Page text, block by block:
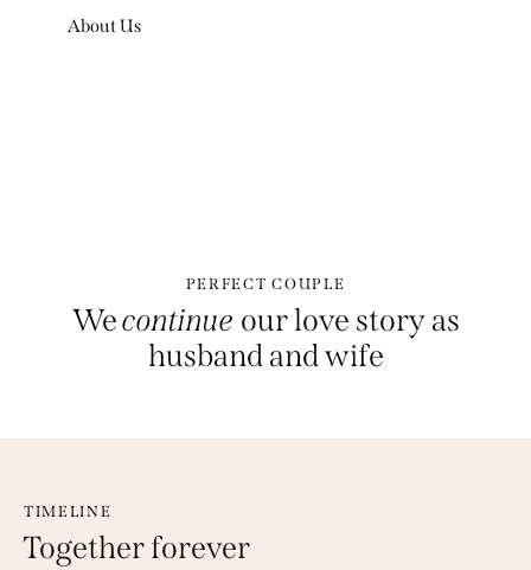
About Us
PERFECT COUPLE
Wecontinue our love story as
husband and wife
TIMELINE
Together forever